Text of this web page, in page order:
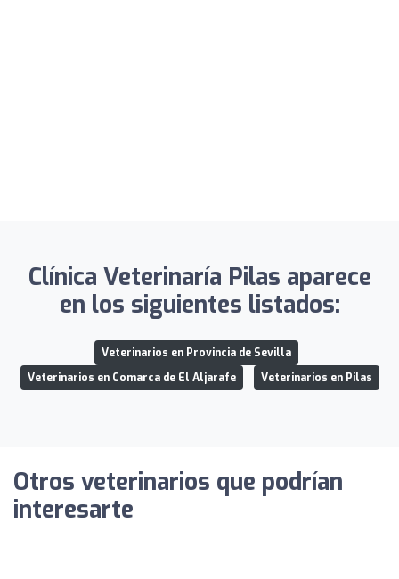
Clínica Veterinaría Pilas aparece
en los siguientes listados:
Veterinarios en Provincia de Sevilla
Veterinarios en Comarca de El Aljarafe
Veterinarios en Pilas
Otros veterinarios que podrían
interesarte